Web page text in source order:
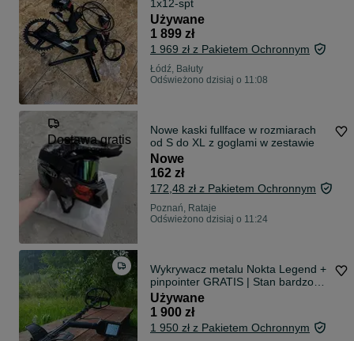
1x12-spt
Używane
1 899 zł
1 969 zł z Pakietem Ochronnym
Łódź, Bałuty
Odświeżono dzisiaj o 11:08
Dostawa gratis
Nowe kaski fullface w rozmiarach
od S do XL z goglami w zestawie
Nowe
162 zł
172,48 zł z Pakietem Ochronnym
Poznań, Rataje
Odświeżono dzisiaj o 11:24
Wykrywacz metalu Nokta Legend +
pinpointer GRATIS | Stan bardzo
dobry
Używane
1 900 zł
1 950 zł z Pakietem Ochronnym